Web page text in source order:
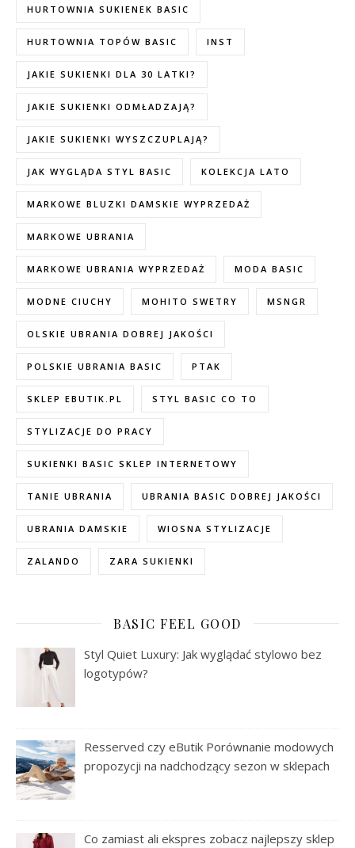
HURTOWNIA SUKIENEK BASIC
HURTOWNIA TOPÓW BASIC INST
JAKIE SUKIENKI DLA 30 LATKI?
JAKIE SUKIENKI ODMŁADZAJĄ?
JAKIE SUKIENKI WYSZCZUPLAJĄ?
JAK WYGLĄDA STYL BASIC KOLEKCJA LATO
MARKOWE BLUZKI DAMSKIE WYPRZEDAŻ
MARKOWE UBRANIA
MARKOWE UBRANIA WYPRZEDAŻ MODA BASIC
MODNE CIUCHY MOHITO SWETRY MSNGR
OLSKIE UBRANIA DOBREJ JAKOŚCI
POLSKIE UBRANIA BASIC PTAK
SKLEP EBUTIK.PL STYL BASIC CO TO
STYLIZACJE DO PRACY
SUKIENKI BASIC SKLEP INTERNETOWY
TANIE UBRANIA UBRANIA BASIC DOBREJ JAKOŚCI
UBRANIA DAMSKIE WIOSNA STYLIZACJE
ZALANDO ZARA SUKIENKI
BASIC FEEL GOOD
Styl Quiet Luxury: Jak wyglądać stylowo bez
logotypów?
Resserved czy eButik Porównanie modowych
propozycji na nadchodzący sezon w sklepach
Co zamiast ali ekspres zobacz najlepszy sklep